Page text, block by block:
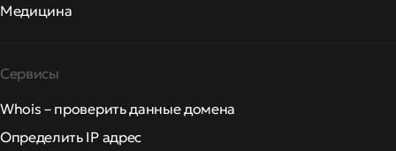
Медицина
Сервисы
Whois – проверить данные домена
Определить IP адрес